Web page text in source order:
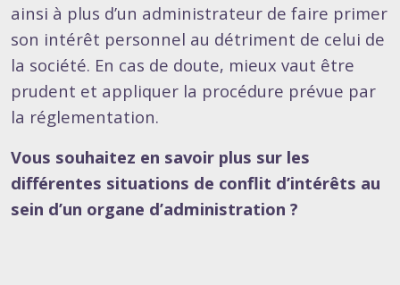
ainsi à plus d’un administrateur de faire primer
son intérêt personnel au détriment de celui de
la société. En cas de doute, mieux vaut être
prudent et appliquer la procédure prévue par
la réglementation.
Vous souhaitez en savoir plus sur les
différentes situations de conflit d’intérêts au
sein d’un organe d’administration ?